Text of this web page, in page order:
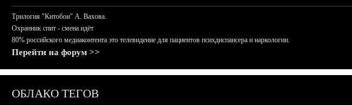
Трилогия "Китобои" А. Вахова.
Охранник спит - смена идёт
80% российского медиаконтента это телевидение для пациентов психдиспансера и наркологии.
Перейти на форум >>
ОБЛАКО ТЕГОВ